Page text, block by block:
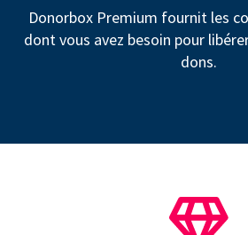
Donorbox Premium fournit les
dont vous avez besoin pour
dons.